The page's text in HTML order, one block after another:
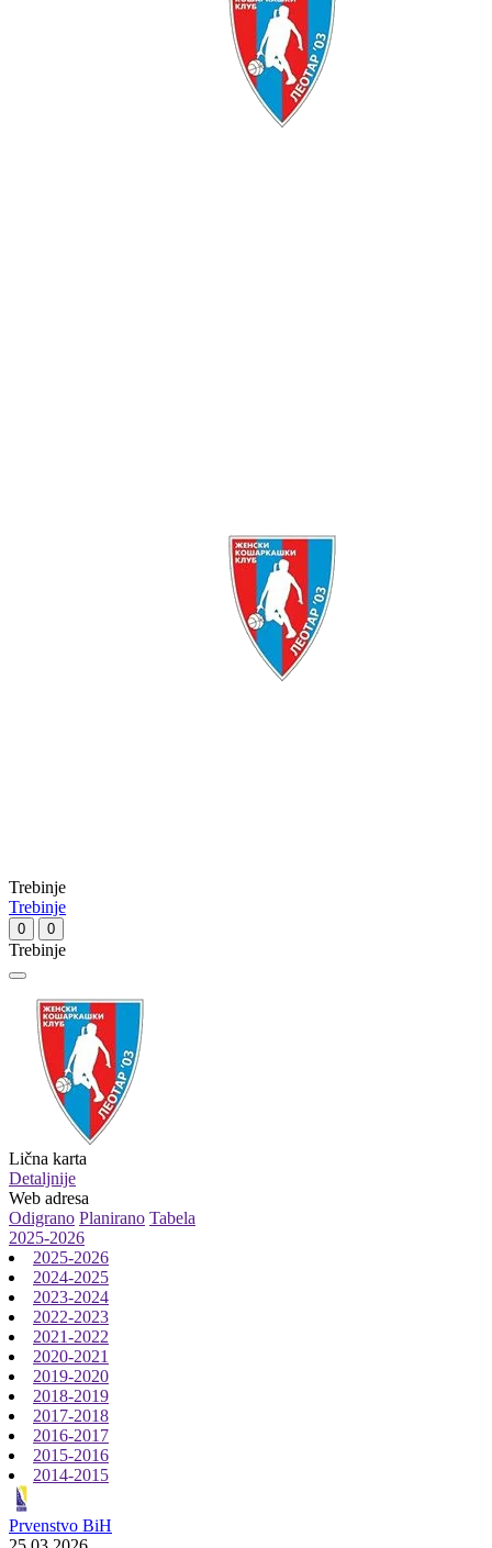
Trebinje
Trebinje
0 0
Trebinje
Lična karta
Detaljnije
Web adresa
Odigrano Planirano Tabela
2025-2026
2025-2026
2024-2025
2023-2024
2022-2023
2021-2022
2020-2021
2019-2020
2018-2019
2017-2018
2016-2017
2015-2016
2014-2015
Prvenstvo BiH